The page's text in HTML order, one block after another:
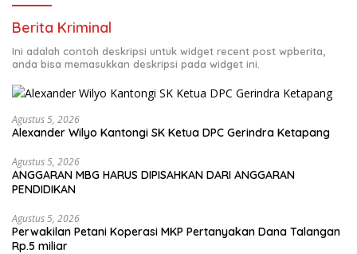
Berita Kriminal
Ini adalah contoh deskripsi untuk widget recent post wpberita,
anda bisa memasukkan deskripsi pada widget ini.
Agustus 5, 2026
Alexander Wilyo Kantongi SK Ketua DPC Gerindra Ketapang
Agustus 5, 2026
ANGGARAN MBG HARUS DIPISAHKAN DARI ANGGARAN
PENDIDIKAN
Agustus 5, 2026
Perwakilan Petani Koperasi MKP Pertanyakan Dana Talangan
Rp.5 miliar